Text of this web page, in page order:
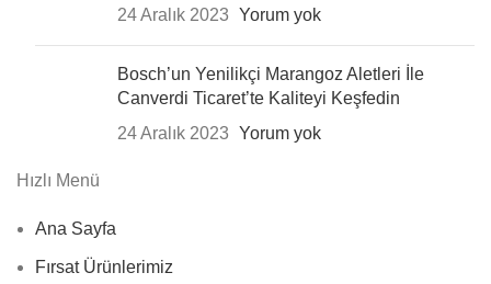
24 Aralık 2023 Yorum yok
Bosch’un Yenilikçi Marangoz Aletleri İle
Canverdi Ticaret’te Kaliteyi Keşfedin
24 Aralık 2023 Yorum yok
Hızlı Menü
Ana Sayfa
Fırsat Ürünlerimiz